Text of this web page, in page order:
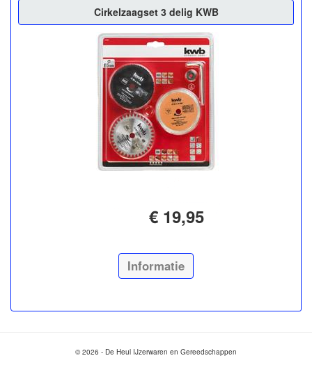
Cirkelzaagset 3 delig KWB
€ 19,95
Informatie
© 2026 - De Heul IJzerwaren en Gereedschappen